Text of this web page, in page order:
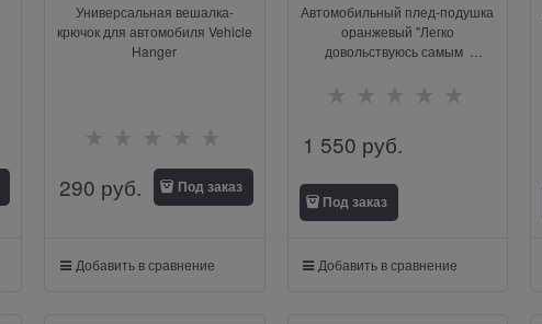
Универсальная вешалка-
крючок для автомобиля Vehicle
Hanger
290 руб. Под заказ
Добавить в сравнение
Автомобильный плед-подушка
оранжевый "Легко
довольствуюсь самым
1 550 руб.
Под заказ
Добавить в сравнение